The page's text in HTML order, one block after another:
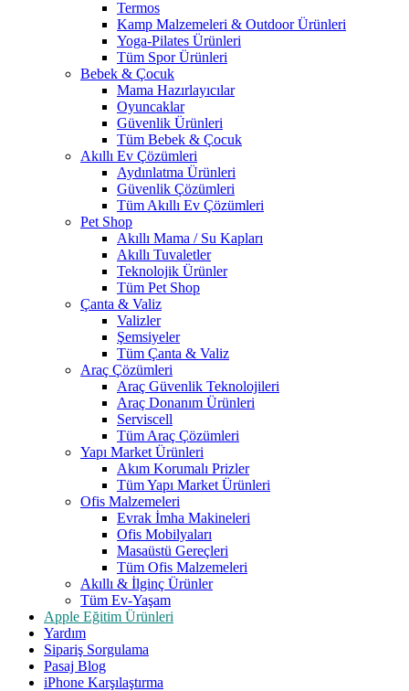
Termos
Kamp Malzemeleri & Outdoor Ürünleri
Yoga-Pilates Ürünleri
Tüm Spor Ürünleri
Bebek & Çocuk
Mama Hazırlayıcılar
Oyuncaklar
Güvenlik Ürünleri
Tüm Bebek & Çocuk
Akıllı Ev Çözümleri
Aydınlatma Ürünleri
Güvenlik Çözümleri
Tüm Akıllı Ev Çözümleri
Pet Shop
Akıllı Mama / Su Kapları
Akıllı Tuvaletler
Teknolojik Ürünler
Tüm Pet Shop
Çanta & Valiz
Valizler
Şemsiyeler
Tüm Çanta & Valiz
Araç Çözümleri
Araç Güvenlik Teknolojileri
Araç Donanım Ürünleri
Serviscell
Tüm Araç Çözümleri
Yapı Market Ürünleri
Akım Korumalı Prizler
Tüm Yapı Market Ürünleri
Ofis Malzemeleri
Evrak İmha Makineleri
Ofis Mobilyaları
Masaüstü Gereçleri
Tüm Ofis Malzemeleri
Akıllı & İlginç Ürünler
Tüm Ev-Yaşam
Apple Eğitim Ürünleri
Yardım
Sipariş Sorgulama
Pasaj Blog
iPhone Karşılaştırma